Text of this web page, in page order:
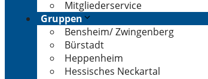
Mitgliederservice
Gruppen
Bensheim/ Zwingenberg
Bürstadt
Heppenheim
Hessisches Neckartal